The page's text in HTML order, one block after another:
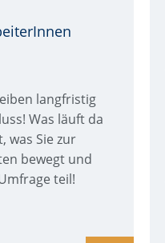
langfristig
Was läuft da
was Sie zur
bewegt und
teil!